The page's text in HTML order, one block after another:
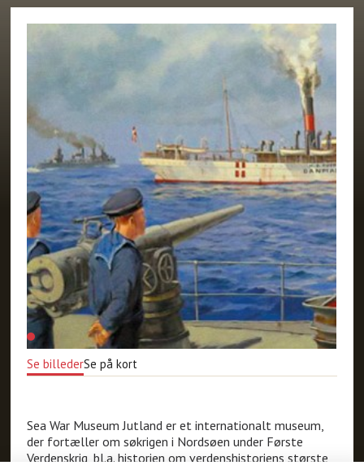
Se billederSe på kort
Sea War Museum Jutland er et internationalt museum,
der fortæller om søkrigen i Nordsøen under Første
Verdenskrig, bl.a. historien om verdenshistoriens største